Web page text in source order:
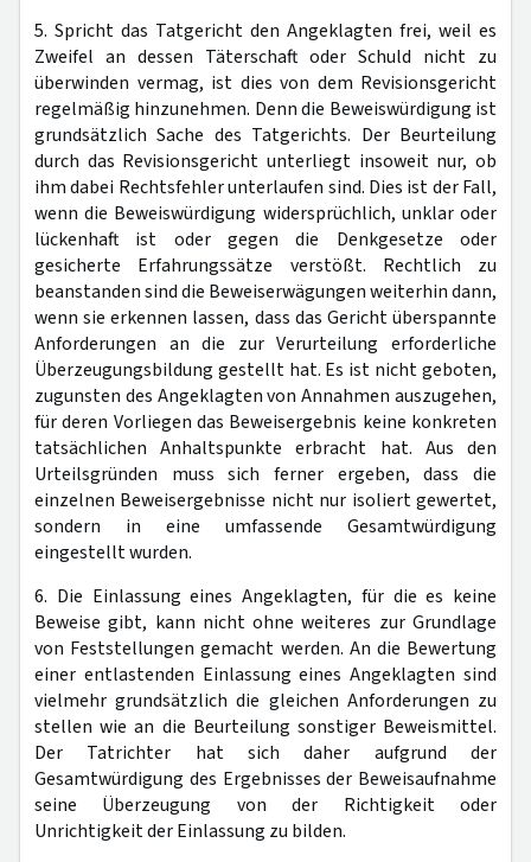
5. Spricht das Tatgericht den Angeklagten frei, weil es
Zweifel an dessen Täterschaft oder Schuld nicht zu
überwinden vermag, ist dies von dem Revisionsgericht
regelmäßig hinzunehmen. Denn die Beweiswürdigung ist
grundsätzlich Sache des Tatgerichts. Der Beurteilung
durch das Revisionsgericht unterliegt insoweit nur, ob
ihm dabei Rechtsfehler unterlaufen sind. Dies ist der Fall,
wenn die Beweiswürdigung widersprüchlich, unklar oder
lückenhaft ist oder gegen die Denkgesetze oder
gesicherte Erfahrungssätze verstößt. Rechtlich zu
beanstanden sind die Beweiserwägungen weiterhin dann,
wenn sie erkennen lassen, dass das Gericht überspannte
Anforderungen an die zur Verurteilung erforderliche
Überzeugungsbildung gestellt hat. Es ist nicht geboten,
zugunsten des Angeklagten von Annahmen auszugehen,
für deren Vorliegen das Beweisergebnis keine konkreten
tatsächlichen Anhaltspunkte erbracht hat. Aus den
Urteilsgründen muss sich ferner ergeben, dass die
einzelnen Beweisergebnisse nicht nur isoliert gewertet,
sondern in eine umfassende Gesamtwürdigung
eingestellt wurden.
6. Die Einlassung eines Angeklagten, für die es keine
Beweise gibt, kann nicht ohne weiteres zur Grundlage
von Feststellungen gemacht werden. An die Bewertung
einer entlastenden Einlassung eines Angeklagten sind
vielmehr grundsätzlich die gleichen Anforderungen zu
stellen wie an die Beurteilung sonstiger Beweismittel.
Der Tatrichter hat sich daher aufgrund der
Gesamtwürdigung des Ergebnisses der Beweisaufnahme
seine Überzeugung von der Richtigkeit oder
Unrichtigkeit der Einlassung zu bilden.